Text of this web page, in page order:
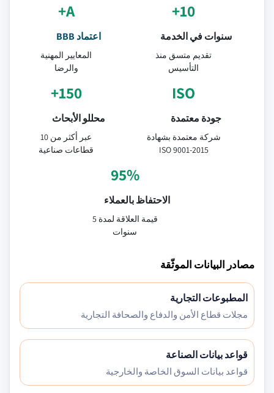
10+
سنوات في الخدمة
تقديم متسق منذ
التأسيس
A+
اعتماد BBB
المعايير المهنية
والرضا
ISO
جودة معتمدة
شركة معتمدة بشهادة
ISO 9001-2015
150+
محللو الأبحاث
عبر أكثر من 10
قطاعات صناعية
95%
الاحتفاظ بالعملاء
قيمة العلاقة لمدة 5
سنوات
مصادر البيانات الموثّقة
المطبوعات التجارية
مجلات قطاع الأمن والدفاع والصحافة التجارية
قواعد بيانات الصناعة
قواعد بيانات السوق الخاصة والخارجية